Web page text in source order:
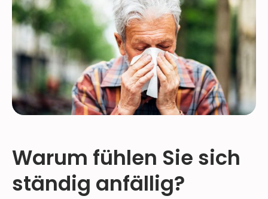
Warum fühlen Sie sich
ständig anfällig?